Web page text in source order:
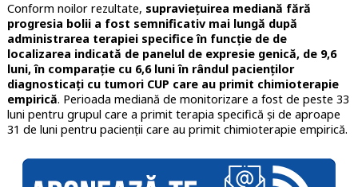
Conform noilor rezultate, supravieţuirea mediană fără
progresia bolii a fost semnificativ mai lungă după
administrarea terapiei specifice în funcţie de de
localizarea indicată de panelul de expresie genică, de 9,6
luni, în comparaţie cu 6,6 luni în rândul pacienţilor
diagnosticaţi cu tumori CUP care au primit chimioterapie
empirică. Perioada mediană de monitorizare a fost de peste 33
luni pentru grupul care a primit terapia specifică şi de aproape
31 de luni pentru pacienţii care au primit chimioterapie empirică.